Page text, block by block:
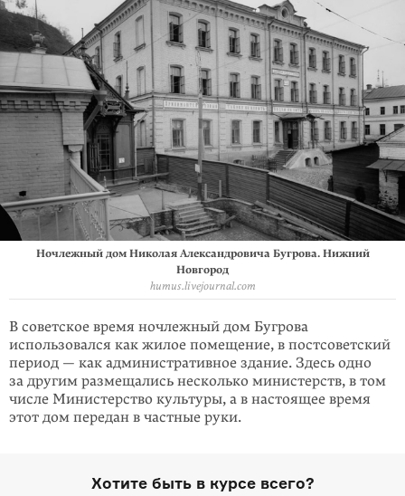
Ночлежный дом Николая Александровича Бугрова. Нижний
Новгород
humus.livejournal.com
В советское время ночлежный дом Бугрова
использовался как жилое поме­щение, в постсоветский
период — как административное здание. Здесь одно
за другим размещались несколько министерств, в том
числе Министерство культуры, а в настоящее время
этот дом передан в частные руки.
Хотите быть в курсе всего?